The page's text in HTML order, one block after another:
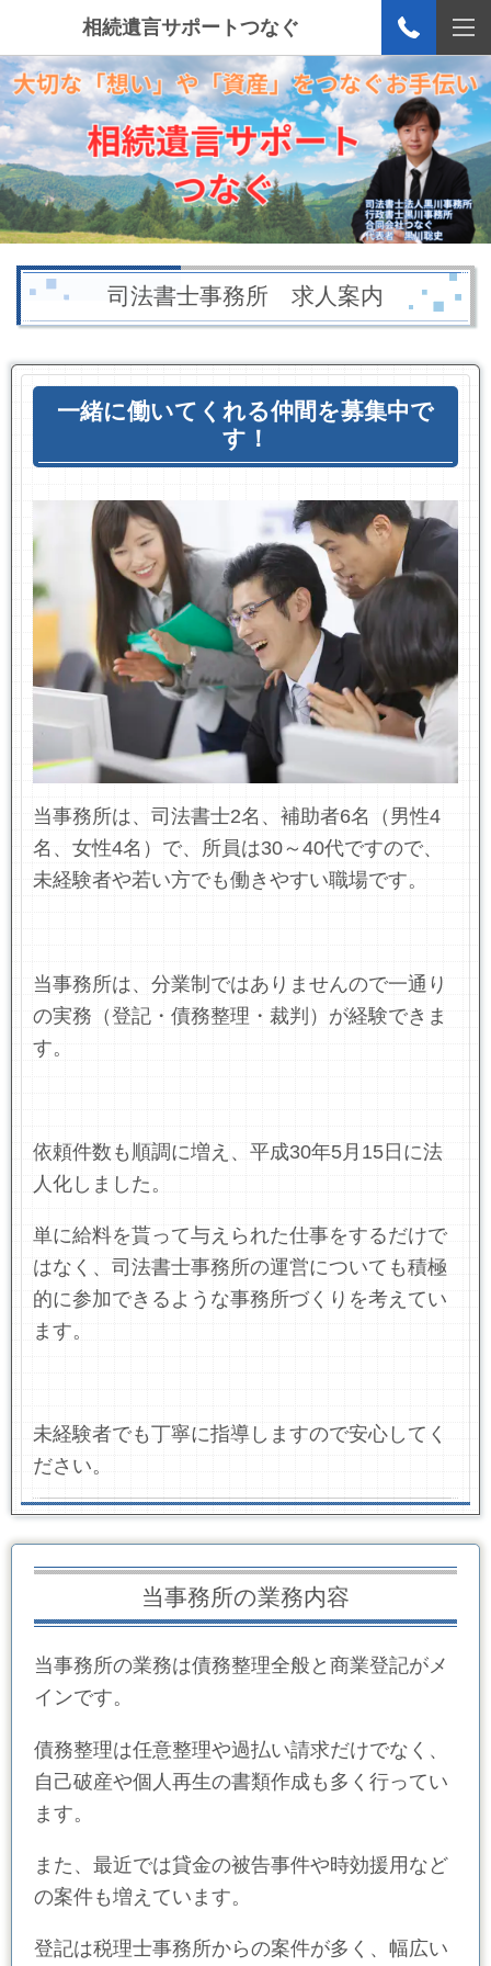
相続遺言サポートつなぐ
司法書士事務所 求人案内
一緒に働いてくれる仲間を募集中で
す！
当事務所は、司法書士2名、補助者6名（男性4
名、女性4名）で、所員は30～40代ですので、
未経験者や若い方でも働きやすい職場です。
当事務所は、分業制ではありませんので一通り
の実務（登記・債務整理・裁判）が経験できま
す。
依頼件数も順調に増え、平成30年5月15日に法
人化しました。
単に給料を貰って与えられた仕事をするだけで
はなく、司法書士事務所の運営についても積極
的に参加できるような事務所づくりを考えてい
ます。
未経験者でも丁寧に指導しますので安心してく
ださい。
当事務所の業務内容
当事務所の業務は債務整理全般と商業登記がメ
インです。
債務整理は任意整理や過払い請求だけでなく、
自己破産や個人再生の書類作成も多く行ってい
ます。
また、最近では貸金の被告事件や時効援用など
の案件も増えています。
登記は税理士事務所からの案件が多く、幅広い